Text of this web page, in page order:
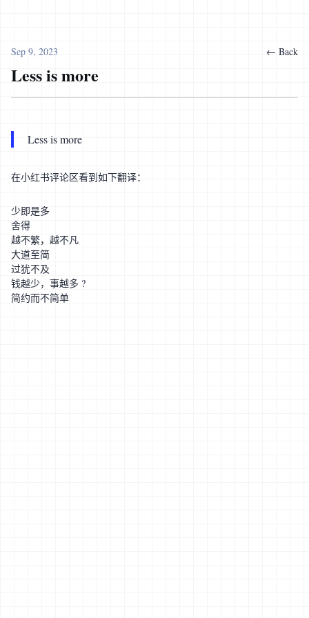
Sep 9, 2023 ← Back
Less is more
Less is more
在小红书评论区看到如下翻译：
少即是多
舍得
越不繁，越不凡
大道至简
过犹不及
钱越少，事越多 ?
简约而不简单